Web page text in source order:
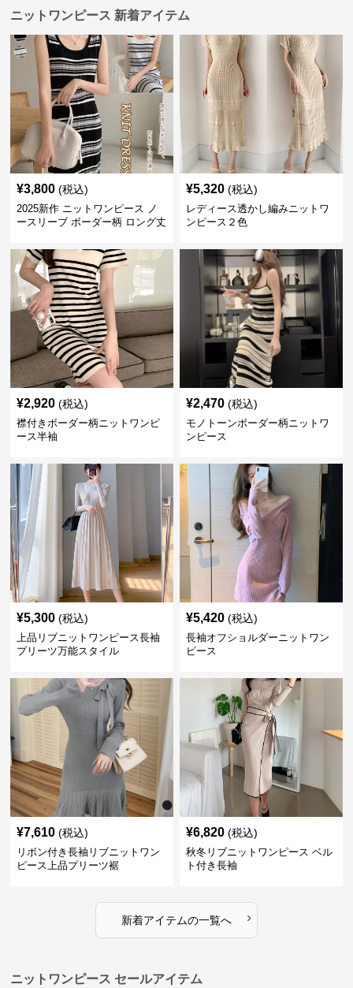
ニットワンピース 新着アイテム
¥3,800 (税込)
2025新作 ニットワンピース ノ
ースリーブ ボーダー柄 ロング丈
¥5,320 (税込)
レディース透かし編みニットワ
ンピース２色
¥2,920 (税込)
襟付きボーダー柄ニットワンピ
ース半袖
¥2,470 (税込)
モノトーンボーダー柄ニットワ
ンピース
¥5,300 (税込)
上品リブニットワンピース長袖
プリーツ万能スタイル
¥5,420 (税込)
長袖オフショルダーニットワン
ピース
¥7,610 (税込)
リボン付き長袖リブニットワン
ピース上品プリーツ裾
¥6,820 (税込)
秋冬リブニットワンピース ベル
ト付き長袖
新着アイテムの一覧へ ›
ニットワンピース セールアイテム